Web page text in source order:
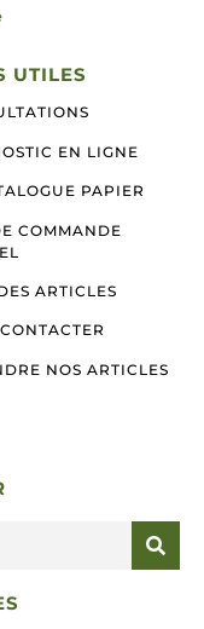
UTILES
EN LIGNE
PAPIER
COMMANDE
ARTICLES
NOS ARTICLES